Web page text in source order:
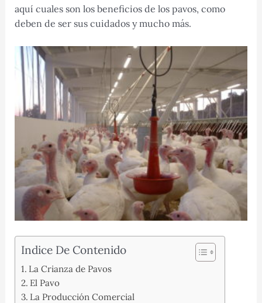
aquí cuales son los beneficios de los pavos, como
deben de ser sus cuidados y mucho más.
Indice De Contenido
La Crianza de Pavos
El Pavo
La Producción Comercial